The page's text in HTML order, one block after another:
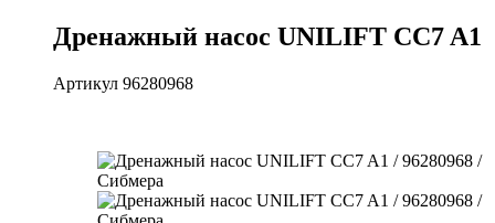
Дренажный насос UNILIFT CC7 A1
Артикул 96280968